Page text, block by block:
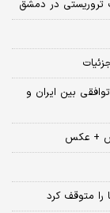
تروریستی در دمشق
بین ایران و
+ عکس
را متوقف کرد